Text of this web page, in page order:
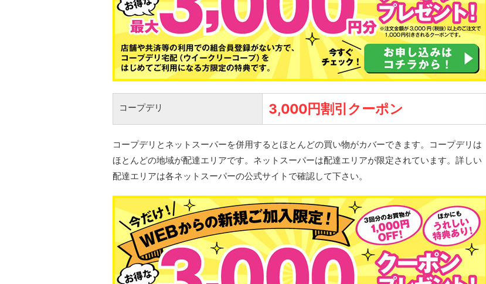
コープデリ 3,000円割引クーポン
コープデリとネットスーパーを併用するとほとんどの買い物がカバーできます。コープデリは
ほとんどの地域が配達エリアです。ネットスーパーは配達エリアが限定されています。詳しい
配達エリアは各ネットスーパーの公式サイトで確認して下さい。